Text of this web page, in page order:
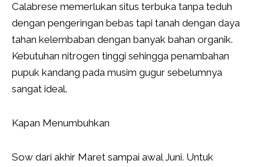
Calabrese memerlukan situs terbuka tanpa teduh
dengan pengeringan bebas tapi tanah dengan daya
tahan kelembaban dengan banyak bahan organik.
Kebutuhan nitrogen tinggi sehingga penambahan
pupuk kandang pada musim gugur sebelumnya
sangat ideal.
Kapan Menumbuhkan
Sow dari akhir Maret sampai awal Juni. Untuk